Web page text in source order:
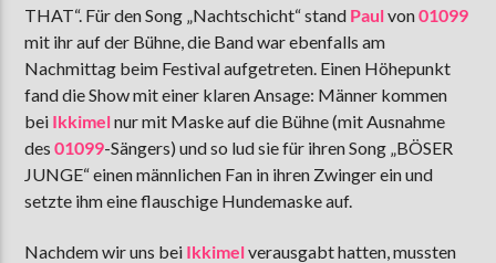
THAT“. Für den Song „Nachtschicht“ stand Paulvon01099
mit ihr auf der Bühne, die Band war ebenfalls am
Nachmittag beim Festival aufgetreten. Einen Höhepunkt
fand die Show mit einer klaren Ansage: Männer kommen
bei Ikkimelnur mit Maske auf die Bühne (mit Ausnahme
des 01099-Sängers) und so lud sie für ihren Song „BÖSER
JUNGE“ einen männlichen Fan in ihren Zwinger ein und
setzte ihm eine flauschige Hundemaske auf.
Nachdem wir uns bei Ikkimelverausgabt hatten, mussten